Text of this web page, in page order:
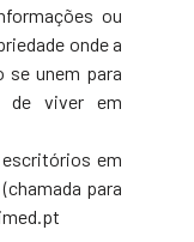
ou
onde a
se unem para
de viver em
em
para